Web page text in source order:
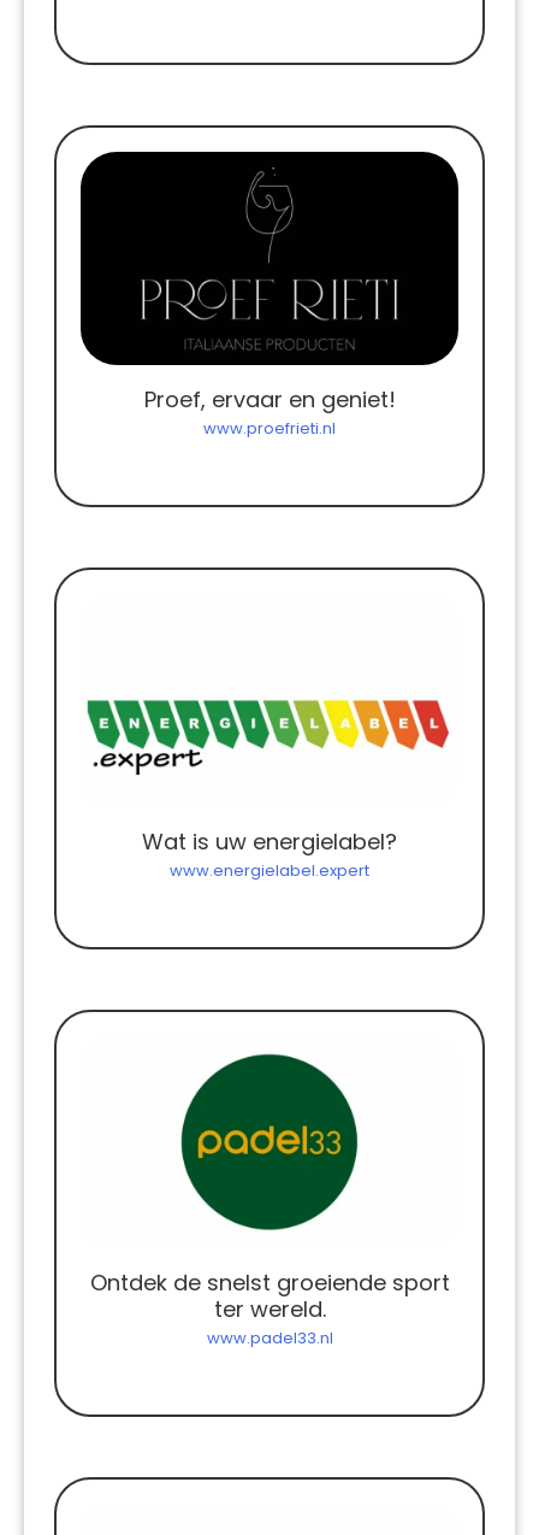
Proef, ervaar en geniet!
www.proefrieti.nl
Wat is uw energielabel?
www.energielabel.expert
Ontdek de snelst groeiende sport
ter wereld.
www.padel33.nl